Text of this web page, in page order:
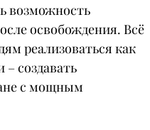
возможность
освобождения. Всё
реализоваться как
создавать
с мощным